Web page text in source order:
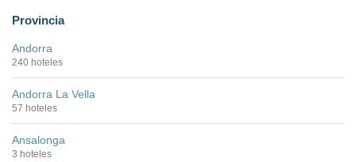
Provincia
Andorra
240 hoteles
Andorra La Vella
57 hoteles
Ansalonga
3 hoteles